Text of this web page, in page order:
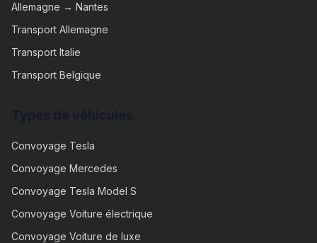
Allemagne → Nantes
Transport Allemagne
Transport Italie
Transport Belgique
Convoyage Tesla
Convoyage Mercedes
Convoyage Tesla Model S
Convoyage Voiture électrique
Convoyage Voiture de luxe